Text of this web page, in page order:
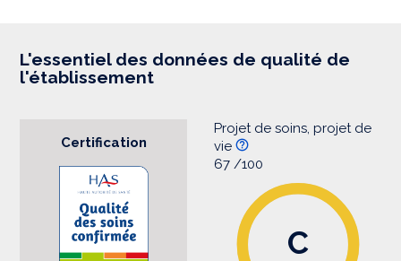
L'essentiel des données de qualité de
l'établissement
Certification
Projet de soins, projet de
vie
67 /100
C